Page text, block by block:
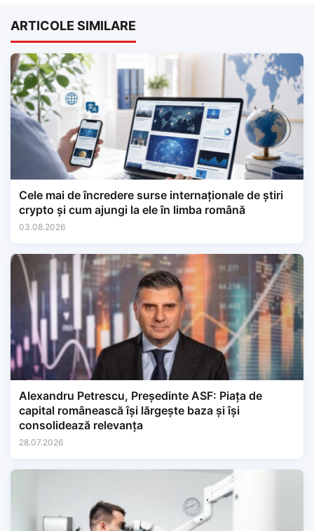
ARTICOLE SIMILARE
Cele mai de încredere surse internaționale de știri
crypto și cum ajungi la ele în limba română
03.08.2026
Alexandru Petrescu, Președinte ASF: Piața de
capital românească își lărgește baza și își
consolidează relevanța
28.07.2026